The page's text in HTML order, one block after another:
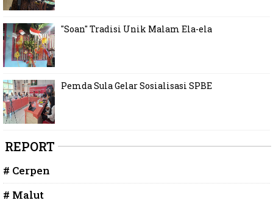
"Soan" Tradisi Unik Malam Ela-ela
Pemda Sula Gelar Sosialisasi SPBE
REPORT
# Cerpen
# Malut